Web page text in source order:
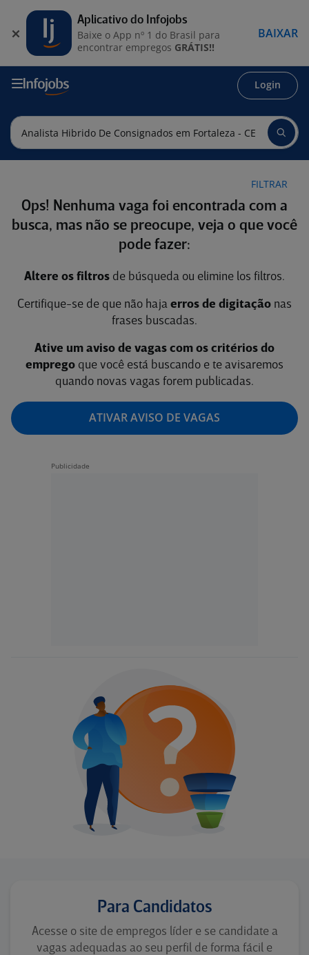
Login
FILTRAR
Ops! Nenhuma vaga foi encontrada com a
busca, mas não se preocupe, veja o que você
pode fazer:
Altere os filtros de búsqueda ou elimine los filtros.
Certifique-se de que não haja erros de digitação nas
frases buscadas.
Ative um aviso de vagas com os critérios do
emprego que você está buscando e te avisaremos
quando novas vagas forem publicadas.
ATIVAR AVISO DE VAGAS
Para Candidatos
Acesse o site de empregos líder e se candidate a
vagas adequadas ao seu perfil de forma fácil e
Aplicativo do Infojobs
Baixe o App nº 1 do Brasil para
encontrar empregos GRÁTIS!!
BAIXAR